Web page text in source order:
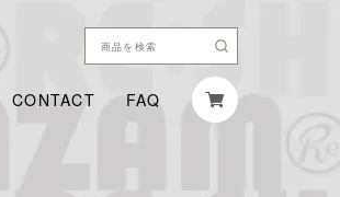
CONTACT FAQ